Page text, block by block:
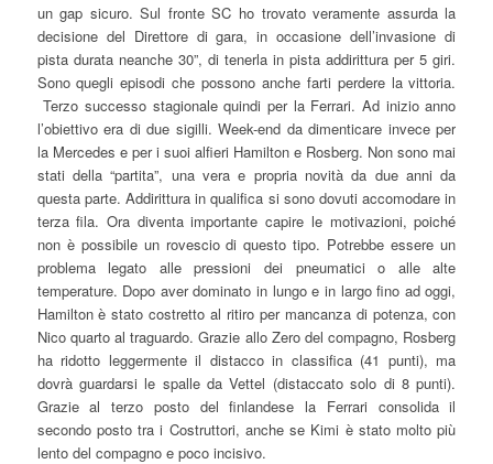
un gap sicuro. Sul fronte SC ho trovato veramente assurda la
decisione del Direttore di gara, in occasione dell’invasione di
pista durata neanche 30”, di tenerla in pista addirittura per 5 giri.
Sono quegli episodi che possono anche farti perdere la vittoria.
Terzo successo stagionale quindi per la Ferrari. Ad inizio anno
l’obiettivo era di due sigilli. Week-end da dimenticare invece per
la Mercedes e per i suoi alfieri Hamilton e Rosberg. Non sono mai
stati della “partita”, una vera e propria novità da due anni da
questa parte. Addirittura in qualifica si sono dovuti accomodare in
terza fila. Ora diventa importante capire le motivazioni, poiché
non è possibile un rovescio di questo tipo. Potrebbe essere un
problema legato alle pressioni dei pneumatici o alle alte
temperature. Dopo aver dominato in lungo e in largo fino ad oggi,
Hamilton è stato costretto al ritiro per mancanza di potenza, con
Nico quarto al traguardo. Grazie allo Zero del compagno, Rosberg
ha ridotto leggermente il distacco in classifica (41 punti), ma
dovrà guardarsi le spalle da Vettel (distaccato solo di 8 punti).
Grazie al terzo posto del finlandese la Ferrari consolida il
secondo posto tra i Costruttori, anche se Kimi è stato molto più
lento del compagno e poco incisivo.